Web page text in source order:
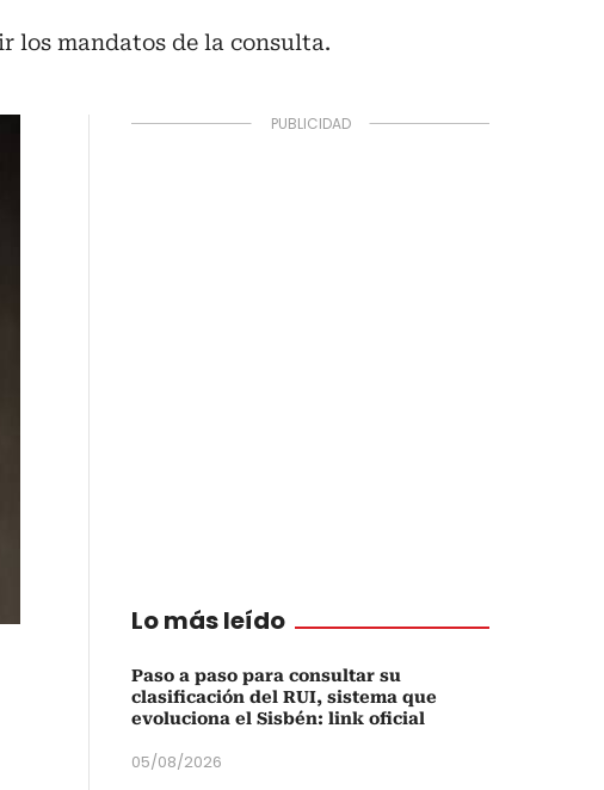
los mandatos de la consulta.
Lo más leído
Paso a paso para consultar su
clasificación del RUI, sistema que
evoluciona el Sisbén: link oficial
05/08/2026